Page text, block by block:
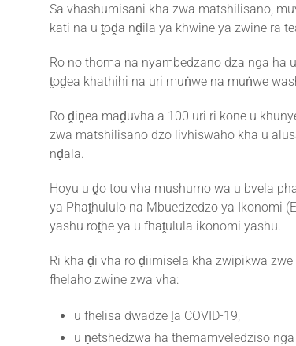
Sa vhashumisani kha zwa matshilisano,
kati na u ṱoḓa nḓila ya khwine ya zwine ra
Ro no thoma na nyambedzano dza nga ha
ṱoḓea khathihi na uri muṅwe na muṅwe
Ro ḓiṋea maḓuvha a 100 uri ri kone u
zwa matshilisano dzo livhiswaho kha u
nḓala.
Hoyu u ḓo tou vha mushumo wa u bvela
ya Phaṱhululo na Mbuedzedzo ya Ikonomi
yashu roṱhe ya u fhaṱulula ikonomi yashu.
Ri kha ḓi vha ro ḓiimisela kha zwipikwa
fhelaho zwine zwa vha:
u fhelisa dwadze ḽa COVID-19,
u ṋetshedzwa ha themamveledziso nga